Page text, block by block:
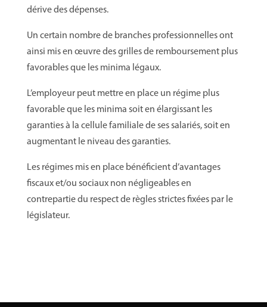
dérive des dépenses.
Un certain nombre de branches professionnelles ont
ainsi mis en œuvre des grilles de remboursement plus
favorables que les minima légaux.
L’employeur peut mettre en place un régime plus
favorable que les minima soit en élargissant les
garanties à la cellule familiale de ses salariés, soit en
augmentant le niveau des garanties.
Les régimes mis en place bénéficient d’avantages
fiscaux et/ou sociaux non négligeables en
contrepartie du respect de règles strictes fixées par le
législateur.